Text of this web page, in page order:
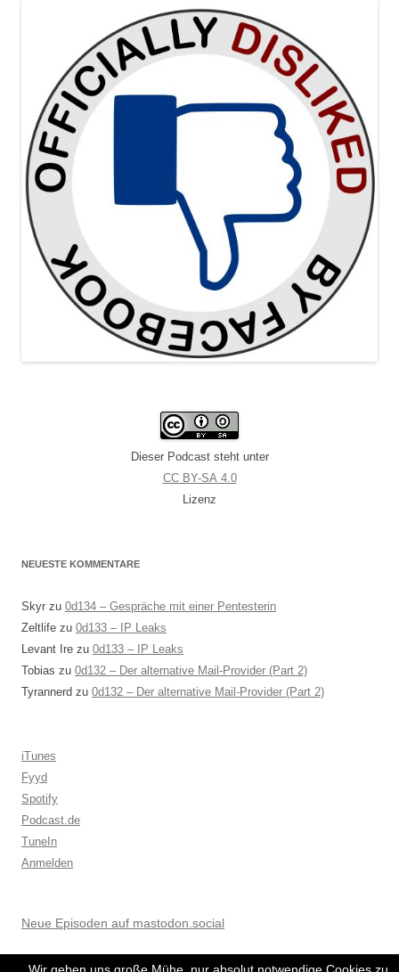
Dieser Podcast steht unter
CC BY-SA 4.0
Lizenz
NEUESTE KOMMENTARE
Skyr zu 0d134 – Gespräche mit einer Pentesterin
Zeltlife zu 0d133 – IP Leaks
Levant Ire zu 0d133 – IP Leaks
Tobias zu 0d132 – Der alternative Mail-Provider (Part 2)
Tyrannerd zu 0d132 – Der alternative Mail-Provider (Part 2)
iTunes
Fyyd
Spotify
Podcast.de
TuneIn
Anmelden
Neue Episoden auf mastodon.social